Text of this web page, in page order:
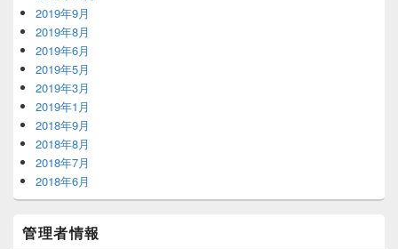
2019年9月
2019年8月
2019年6月
2019年5月
2019年3月
2019年1月
2018年9月
2018年8月
2018年7月
2018年6月
管理者情報